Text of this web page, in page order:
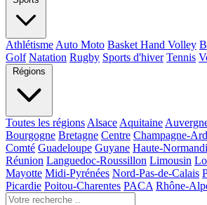
Athlétisme Auto Moto Basket Hand Volley
Golf Natation Rugby Sports d'hiver Tennis
Régions
Toutes les régions Alsace Aquitaine
Bourgogne Bretagne Centre Champagne-
Comté Guadeloupe Guyane Haute-
Réunion Languedoc-Roussillon Limousin
Mayotte Midi-Pyrénées Nord-Pas-de-Calais
Picardie Poitou-Charentes PACA Rhône-